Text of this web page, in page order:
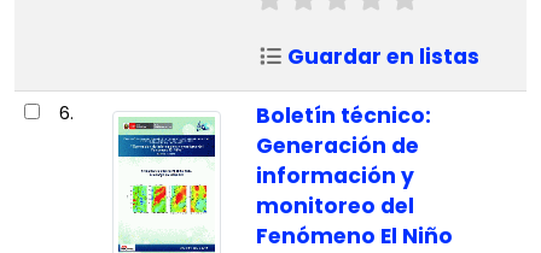
Guardar en listas
6.
Boletín técnico:
Generación de
información y
monitoreo del
Fenómeno El Niño